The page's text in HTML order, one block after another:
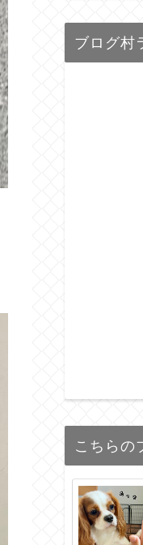
ブログ村
こちらの